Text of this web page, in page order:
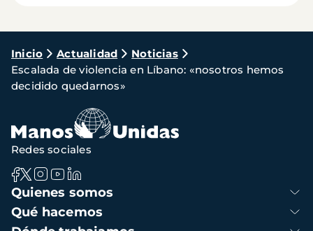
Ruta
de
navegación
Inicio Actualidad
Noticias
Escalada de violencia en Líbano: «nosotros hemos
decidido quedarnos»
Navegación
principal
Quienes somos
Qué hacemos
Redes sociales